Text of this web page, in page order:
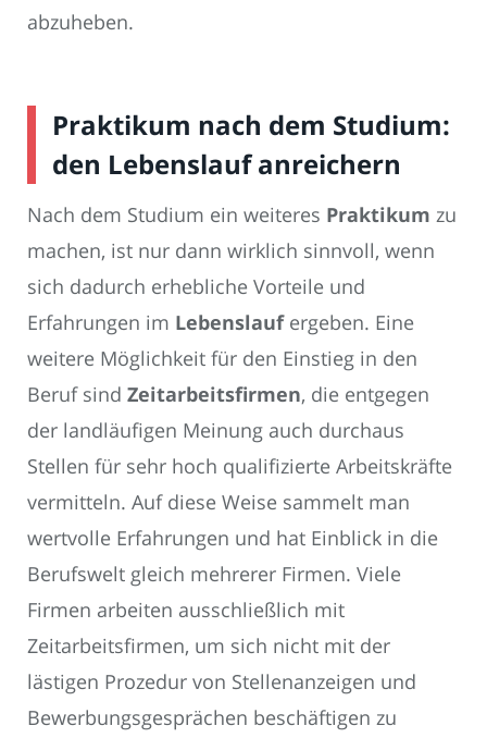
abzuheben.
Praktikum nach dem Studium:
den Lebenslauf anreichern
Nach dem Studium ein weiteres Praktikum zu
machen, ist nur dann wirklich sinnvoll, wenn
sich dadurch erhebliche Vorteile und
Erfahrungen im Lebenslaufergeben. Eine
weitere Möglichkeit für den Einstieg in den
Beruf sind Zeitarbeitsfirmen, die entgegen
der landläufigen Meinung auch durchaus
Stellen für sehr hoch qualifizierte Arbeitskräfte
vermitteln. Auf diese Weise sammelt man
wertvolle Erfahrungen und hat Einblick in die
Berufswelt gleich mehrerer Firmen. Viele
Firmen arbeiten ausschließlich mit
Zeitarbeitsfirmen, um sich nicht mit der
lästigen Prozedur von Stellenanzeigen und
Bewerbungsgesprächen beschäftigen zu